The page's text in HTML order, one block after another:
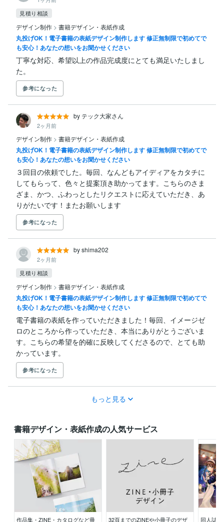
見積り相談
デザイン制作 > 書籍デザイン・表紙作成
丸投げOK！電子書籍の表紙デザイン制作します 修正無制限で初めてで
も安心！あなたの想いをお聞かせください
丁寧な対応、希望以上の作品完成度にとても満足いたしまし
た。
参考になった
by テック大家さん
2ヶ月前
デザイン制作 > 書籍デザイン・表紙作成
丸投げOK！電子書籍の表紙デザイン制作します 修正無制限で初めてで
も安心！あなたの想いをお聞かせください
３回目の依頼でした。毎回、なんどもアイディアをカタチに
してもらって、色々と提案頂き助かってます。こちらのさま
ざま、かつ、ふわっとしたリクエストに応えていただき、あ
りがたいです！またお願いします
参考になった
by shima202
2ヶ月前
見積り相談
デザイン制作 > 書籍デザイン・表紙作成
丸投げOK！電子書籍の表紙デザイン制作します 修正無制限で初めてで
も安心！あなたの想いをお聞かせください
電子書籍の表紙を作っていただきました！毎回、イメージゼ
ロのところから作っていただき、本当にありがとうございま
す。こちらの希望を的確に反映してくださるので、とても助
かっています。
参考になった
もっと見る
書籍デザイン・表紙作成の人気サービス
作品集・ZINE・カタログなど冊
32頁までのZINEや小冊子のデザ
同人誌